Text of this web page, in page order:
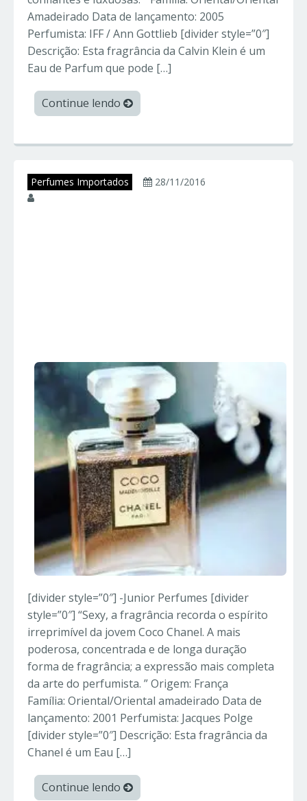
Amadeirado Data de lançamento: 2005
Perfumista: IFF / Ann Gottlieb [divider style=”0″]
Descrição: Esta fragrância da Calvin Klein é um
Eau de Parfum que pode […]
Continue lendo
Perfumes Importados
28/11/2016
[divider style=”0″] -Junior Perfumes [divider
style=”0″] “Sexy, a fragrância recorda o espírito
irreprimível da jovem Coco Chanel. A mais
poderosa, concentrada e de longa duração
forma de fragrância; a expressão mais completa
da arte do perfumista. ” Origem: França
Família: Oriental/Oriental amadeirado Data de
lançamento: 2001 Perfumista: Jacques Polge
[divider style=”0″] Descrição: Esta fragrância da
Chanel é um Eau […]
Continue lendo